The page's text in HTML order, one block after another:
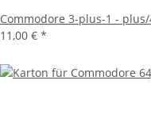
Commodore 3-plus-1 -
11,00 € *